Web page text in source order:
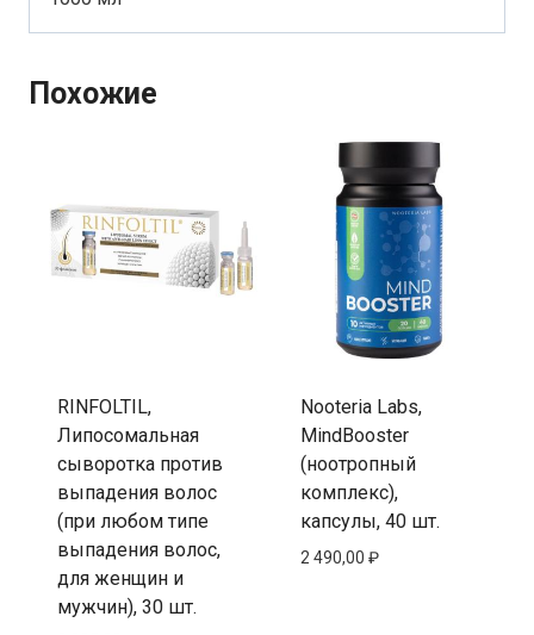
Похожие
RINFOLTIL,
Липосомальная
сыворотка против
выпадения волос
(при любом типе
выпадения волос,
для женщин и
мужчин), 30 шт.
Nooteria Labs,
MindBooster
(ноотропный
комплекс),
капсулы, 40 шт.
2 490,00 ₽